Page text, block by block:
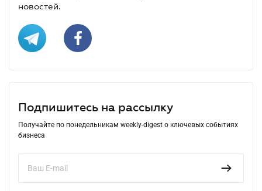
новостей.
Подпишитесь на рассылку
Получайте по понедельникам weekly-digest о ключевых событиях
бизнеса